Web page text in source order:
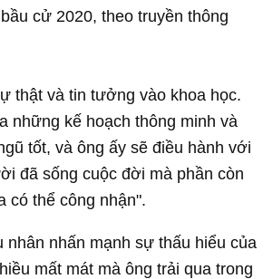
cử 2020, theo truyền thông
thật và tin tưởng vào khoa học.
những kế hoạch thông minh và
tốt, và ông ấy sẽ điều hành với
đã sống cuộc đời mà phần còn
có thể công nhận".
nhân nhấn mạnh sự thấu hiểu của
mất mát mà ông trải qua trong